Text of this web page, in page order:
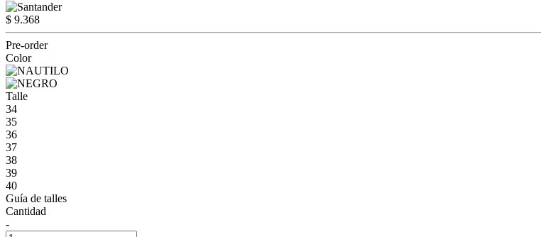
$ 9.368
Pre-order
Color
Talle
34
35
36
37
38
39
40
Guía de talles
Cantidad
-